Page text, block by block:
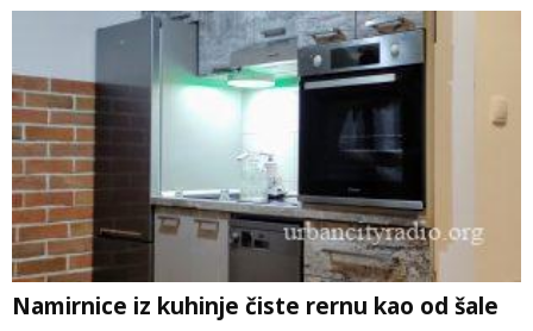
Namirnice iz kuhinje čiste rernu kao od šale